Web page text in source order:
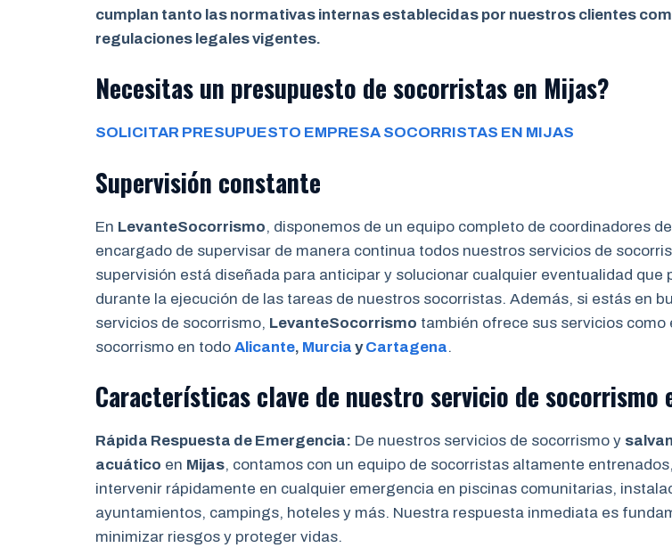
cumplan tanto las normativas internas establecidas por nuestros clientes
regulaciones legales vigentes.
Necesitas un presupuesto de socorristas en Mijas?
SOLICITAR PRESUPUESTO EMPRESA SOCORRISTAS EN MIJAS
Supervisión constante
En LevanteSocorrismo, disponemos de un equipo completo de coordinadores
encargado de supervisar de manera continua todos nuestros servicios de
supervisión está diseñada para anticipar y solucionar cualquier eventualidad que
durante la ejecución de las tareas de nuestros socorristas. Además, si estás en
servicios de socorrismo, LevanteSocorrismo también ofrece sus servicios como
socorrismo en todo Alicante, Murcia yCartagena.
Características clave de nuestro servicio de socorrismo
Rápida Respuesta de Emergencia: De nuestros servicios de socorrismo y
acuático en Mijas, contamos con un equipo de socorristas altamente
intervenir rápidamente en cualquier emergencia en piscinas comunitarias,
ayuntamientos, campings, hoteles y más. Nuestra respuesta inmediata es
minimizar riesgos y proteger vidas.